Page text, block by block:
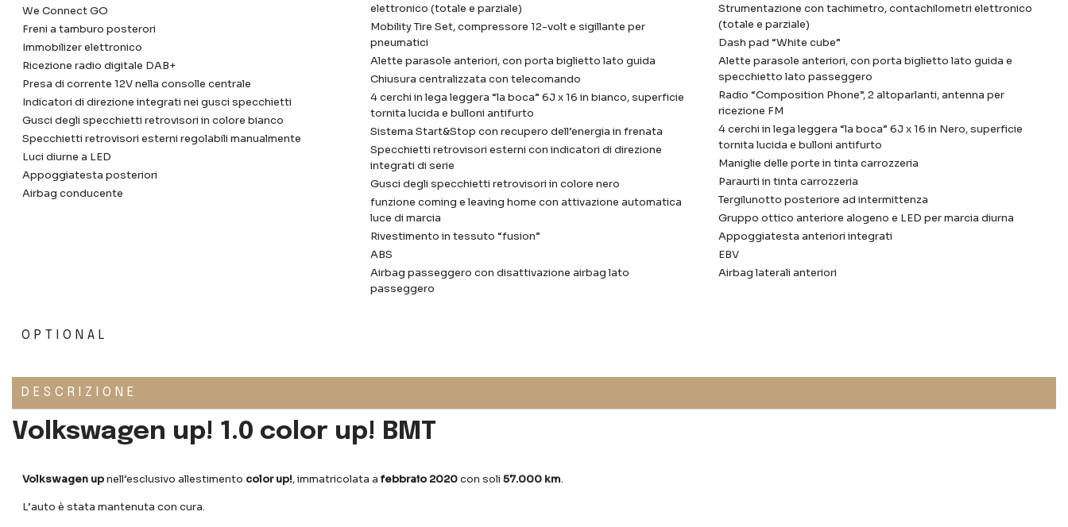
We Connect GO
Freni a tamburo posterori
Immobilizer elettronico
Ricezione radio digitale DAB+
Presa di corrente 12V nella consolle centrale
Indicatori di direzione integrati nei gusci specchietti
Gusci degli specchietti retrovisori in colore bianco
Specchietti retrovisori esterni regolabili manualmente
Luci diurne a LED
Appoggiatesta posteriori
Airbag conducente
elettronico (totale e parziale)
Mobility Tire Set, compressore 12-volt e sigillante per
pneumatici
Alette parasole anteriori, con porta biglietto lato guida
Chiusura centralizzata con telecomando
4 cerchi in lega leggera “la boca” 6J x 16 in bianco, superficie
tornita lucida e bulloni antifurto
Sistema Start&Stop con recupero dell’energia in frenata
Specchietti retrovisori esterni con indicatori di direzione
integrati di serie
Gusci degli specchietti retrovisori in colore nero
funzione coming e leaving home con attivazione automatica
luce di marcia
Rivestimento in tessuto “fusion”
ABS
Airbag passeggero con disattivazione airbag lato
passeggero
Strumentazione con tachimetro, contachilometri elettronico
(totale e parziale)
Dash pad “White cube”
Alette parasole anteriori, con porta biglietto lato guida e
specchietto lato passeggero
Radio “Composition Phone”, 2 altoparlanti, antenna per
ricezione FM
4 cerchi in lega leggera “la boca” 6J x 16 in Nero, superficie
tornita lucida e bulloni antifurto
Maniglie delle porte in tinta carrozzeria
Paraurti in tinta carrozzeria
Tergilunotto posteriore ad intermittenza
Gruppo ottico anteriore alogeno e LED per marcia diurna
Appoggiatesta anteriori integrati
EBV
Airbag laterali anteriori
OPTIONAL
DESCRIZIONE
Volkswagen up! 1.0 color up! BMT
Volkswagen upnell’esclusivo allestimento color up!, immatricolata afebbraio 2020con soli57.000 km.
L’auto è stata mantenuta con cura.